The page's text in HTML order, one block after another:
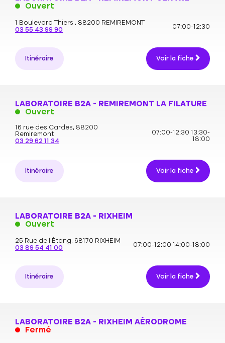
Ouvert
1 Boulevard Thiers , 88200 REMIREMONT
03 55 43 99 90
07:00-12:30
Itinéraire Voir la fiche
LABORATOIRE B2A - REMIREMONT LA FILATURE
Ouvert
16 rue des Cardes, 88200
Remiremont
03 29 62 11 34
07:00-12:30
13:30-
18:00
Itinéraire Voir la fiche
LABORATOIRE B2A - RIXHEIM
Ouvert
25 Rue de l'Étang, 68170 RIXHEIM
03 89 54 41 00
07:00-12:00 14:00-18:00
Itinéraire Voir la fiche
LABORATOIRE B2A - RIXHEIM AÉRODROME
Fermé